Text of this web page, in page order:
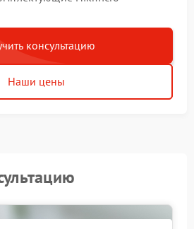
консультацию
Наши цены